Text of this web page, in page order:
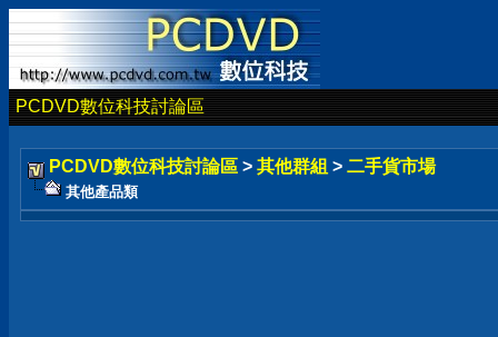
PCDVD數位科技討論區
PCDVD數位科技討論區 > 其他群組 > 二手貨市場
其他產品類